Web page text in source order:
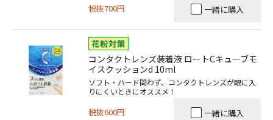
税抜700円 一緒に購入
コンタクトレンズ装着液 ロートCキューブモ
イスクッションd 10ml
ソフト・ハード問わず、コンタクトレンズが眼に入
りにくいときにオススメ！
税抜600円 一緒に購入